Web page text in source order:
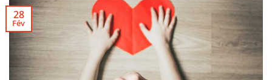
28
Fév